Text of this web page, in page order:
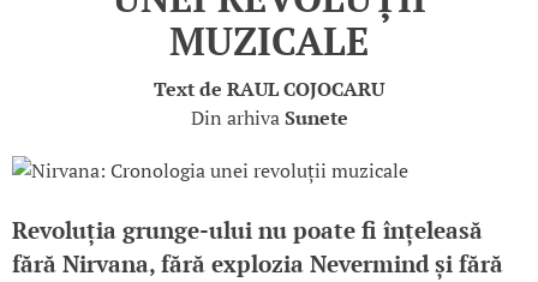
MUZICALE
Text de RAUL COJOCARU
Din arhivaSunete
Revoluția grunge-ului nu poate fi înțeleasă
fără Nirvana, fără explozia Nevermind și fără